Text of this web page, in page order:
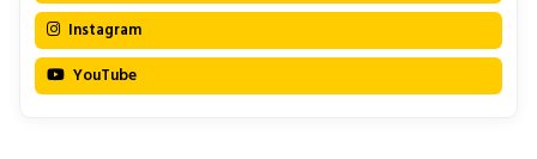
Instagram
YouTube